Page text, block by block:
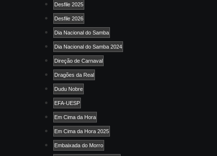
Desfile 2025
Desfile 2026
Dia Nacional do Samba
Dia Nacional do Samba 2024
Direção de Carnaval
Dragões da Real
Dudu Nobre
EFA-UESP
Em Cima da Hora
Em Cima da Hora 2025
Embaixada do Morro